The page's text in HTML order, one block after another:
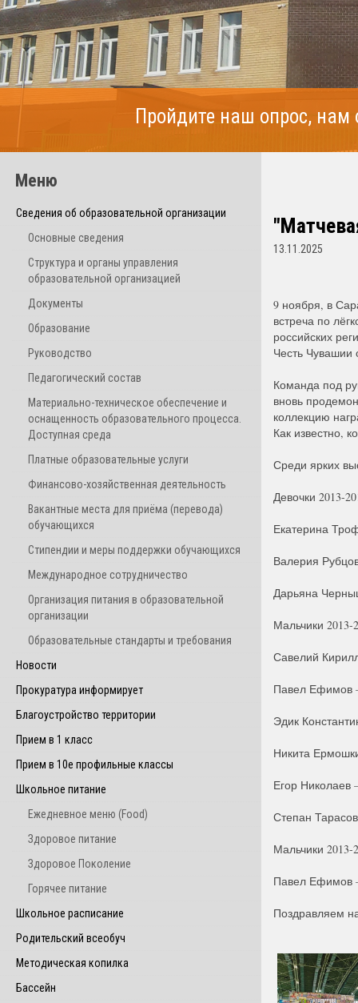
Пройдите наш опрос,
Меню
Сведения об образовательной организации
Основные сведения
Структура и органы управления
образовательной организацией
Документы
Образование
Руководство
Педагогический состав
Материально-техническое обеспечение и
оснащенность образовательного процесса.
Доступная среда
Платные образовательные услуги
Финансово-хозяйственная деятельность
Вакантные места для приёма (перевода)
обучающихся
Стипендии и меры поддержки обучающихся
Международное сотрудничество
Организация питания в образовательной
организации
Образовательные стандарты и требования
Новости
Прокуратура информирует
Благоустройство территории
Прием в 1 класс
Прием в 10е профильные классы
Школьное питание
Ежедневное меню (Food)
Здоровое питание
Здоровое Поколение
Горячее питание
Школьное расписание
Родительский всеобуч
Методическая копилка
Бассейн
13.11.2025
9 ноября, в
встреча по
российских
Честь
Команда под
вновь
коллекцию
Как известно,
Среди ярких
Девочки 2013-
Екатерина
Валерия
Дарьяна
Мальчики 2013-
Савелий
Павел Ефимов
Эдик
Никита
Егор Николаев
Степан
Мальчики 2013-
Павел Ефимов
Поздравляем